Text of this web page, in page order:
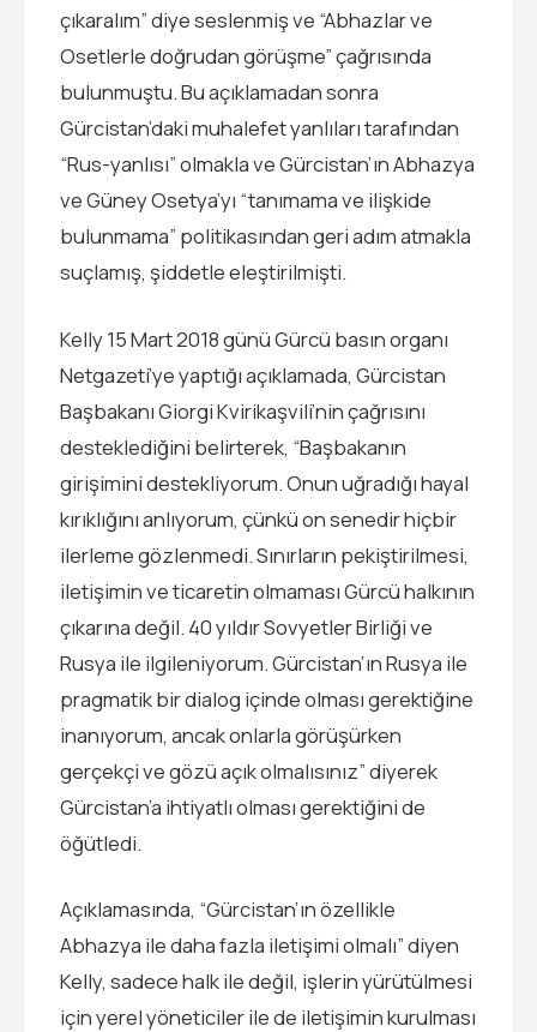
çıkaralım” diye seslenmiş ve “Abhazlar ve
Osetlerle doğrudan görüşme” çağrısında
bulunmuştu. Bu açıklamadan sonra
Gürcistan’daki muhalefet yanlıları tarafından
“Rus-yanlısı” olmakla ve Gürcistan’ın Abhazya
ve Güney Osetya’yı “tanımama ve ilişkide
bulunmama” politikasından geri adım atmakla
suçlamış, şiddetle eleştirilmişti.
Kelly 15 Mart 2018 günü Gürcü basın organı
Netgazeti’ye yaptığı açıklamada, Gürcistan
Başbakanı Giorgi Kvirikaşvili’nin çağrısını
desteklediğini belirterek, “Başbakanın
girişimini destekliyorum. Onun uğradığı hayal
kırıklığını anlıyorum, çünkü on senedir hiçbir
ilerleme gözlenmedi. Sınırların pekiştirilmesi,
iletişimin ve ticaretin olmaması Gürcü halkının
çıkarına değil. 40 yıldır Sovyetler Birliği ve
Rusya ile ilgileniyorum. Gürcistan’ın Rusya ile
pragmatik bir dialog içinde olması gerektiğine
inanıyorum, ancak onlarla görüşürken
gerçekçi ve gözü açık olmalısınız” diyerek
Gürcistan’a ihtiyatlı olması gerektiğini de
öğütledi.
Açıklamasında, “Gürcistan’ın özellikle
Abhazya ile daha fazla iletişimi olmalı” diyen
Kelly, sadece halk ile değil, işlerin yürütülmesi
için yerel yöneticiler ile de iletişimin kurulması